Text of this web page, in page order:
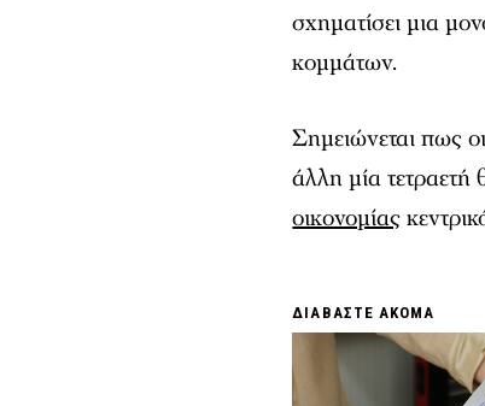
σχηματίσει μια
κομμάτων.
Σημειώνεται πως
άλλη μία τετραετή
οικονομίας
ΔΙΑΒΑΣΤΕ ΑΚΟΜΑ